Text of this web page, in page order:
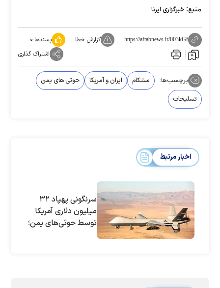
منبع: خبرگزاری ایرنا
https://aftabnews.ir/003kGf گزارش خطا پسندها:۰
اشتراک گذاری
برچسب‌ها: سنتکام ایران و آمریکا
حوثی های یمن
تسلیحات
اخبار مرتبط
سرنگونی پهپاد ۳۲
میلیون دلاری آمریکا
توسط حوثی‌های یمن؛